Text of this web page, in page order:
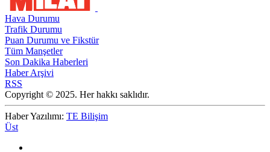
Hava Durumu
Trafik Durumu
Puan Durumu ve Fikstür
Tüm Manşetler
Son Dakika Haberleri
Haber Arşivi
RSS
Copyright © 2025. Her hakkı saklıdır.
Haber Yazılımı: TE Bilişim
Üst